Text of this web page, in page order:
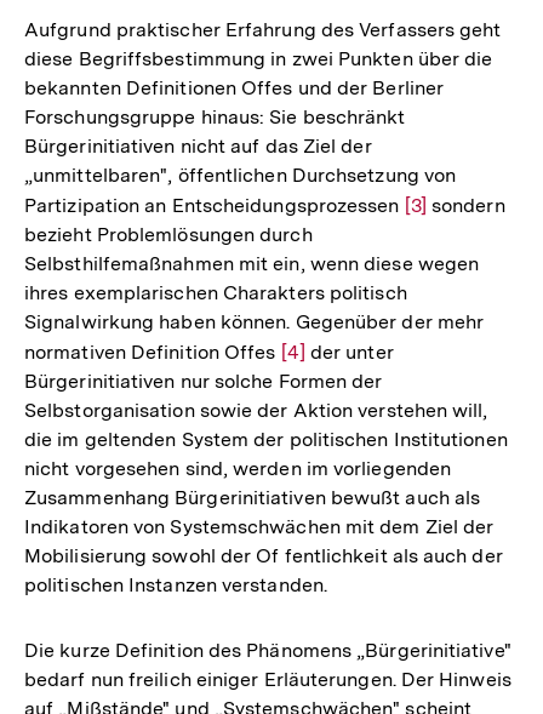
Aufgrund praktischer Erfahrung des Verfassers geht
diese Begriffsbestimmung in zwei Punkten über die
bekannten Definitionen Offes und der Berliner
Forschungsgruppe hinaus: Sie beschränkt
Bürgerinitiativen nicht auf das Ziel der
„unmittelbaren", öffentlichen Durchsetzung von
Partizipation an Entscheidungsprozessen Zur
der
Fußnote
[3] sondern
bezieht Problemlösungen durch
Selbsthilfemaßnahmen mit ein, wenn diese wegen
ihres exemplarischen Charakters politisch
Signalwirkung haben können. Gegenüber der mehr
normativen Definition Offes Zur
Auflösung
der
Fußnote
[4] der unter
Bürgerinitiativen nur solche Formen der
Selbstorganisation sowie der Aktion verstehen will,
die im geltenden System der politischen Institutionen
nicht vorgesehen sind, werden im vorliegenden
Zusammenhang Bürgerinitiativen bewußt auch als
Indikatoren von Systemschwächen mit dem Ziel der
Mobilisierung sowohl der Of fentlichkeit als auch der
politischen Instanzen verstanden.
Die kurze Definition des Phänomens „Bürgerinitiative"
bedarf nun freilich einiger Erläuterungen. Der Hinweis
auf „Mißstände" und „Systemschwächen" scheint